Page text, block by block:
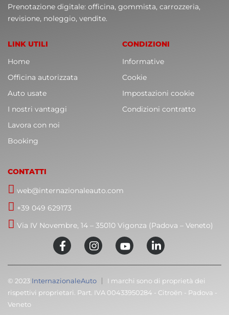
Prenotazione digitale: officina, gommista, carrozzeria,
revisione, noleggio, vendite.
LINK UTILI
Home
Officina autorizzata
Auto usate
I nostri vantaggi
Lavora con noi
Booking
CONDIZIONI
Informative
Cookie
Impostazioni cookie
Condizioni contratto
CONTATTI
web@internazionaleauto.com
+39 049 629173
Via IV Novembre, 14 – 35010 Vigonza (Padova – Veneto)
© 2023 InternazionaleAuto
I marchi sono di proprietà dei
rispettivi proprietari. Part. IVA 00433950284 - Citroën - Padova -
Veneto